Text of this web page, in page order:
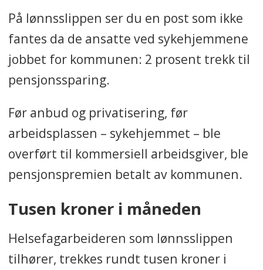
På lønnsslippen ser du en post som ikke
fantes da de ansatte ved sykehjemmene
jobbet for kommunen: 2 prosent trekk til
pensjonssparing.
Før anbud og privatisering, før
arbeidsplassen – sykehjemmet – ble
overført til kommersiell arbeidsgiver, ble
pensjonspremien betalt av kommunen.
Tusen kroner i måneden
Helsefagarbeideren som lønnsslippen
tilhører, trekkes rundt tusen kroner i